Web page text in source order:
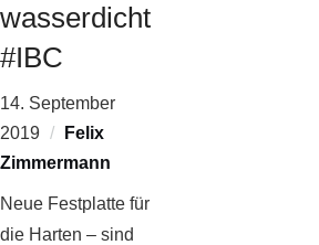
wasserdicht
#IBC
14. September
2019
Felix
Zimmermann
Neue Festplatte für
die Harten – sind